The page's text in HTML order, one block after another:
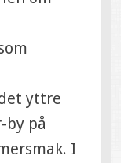
yttre
by på
I